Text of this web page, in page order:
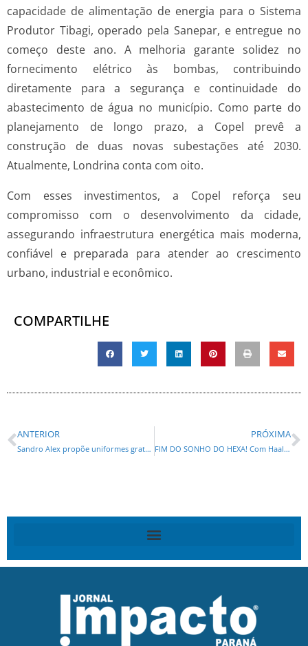
capacidade de alimentação de energia para o Sistema
Produtor Tibagi, operado pela Sanepar, e entregue no
começo deste ano. A melhoria garante solidez no
fornecimento elétrico às bombas, contribuindo
diretamente para a segurança e continuidade do
abastecimento de água no município. Como parte do
planejamento de longo prazo, a Copel prevê a
construção de duas novas subestações até 2030.
Atualmente, Londrina conta com oito.
Com esses investimentos, a Copel reforça seu
compromisso com o desenvolvimento da cidade,
assegurando infraestrutura energética mais moderna,
confiável e preparada para atender ao crescimento
urbano, industrial e econômico.
COMPARTILHE
ANTERIOR
Sandro Alex propõe uniformes gratuitos para estudantes das Apaes do Paraná
PRÓXIMA
FIM DO SONHO DO HEXA! Com Haaland “carrasco”, Noruega vence e Brasil deixa a Copa do Mundo